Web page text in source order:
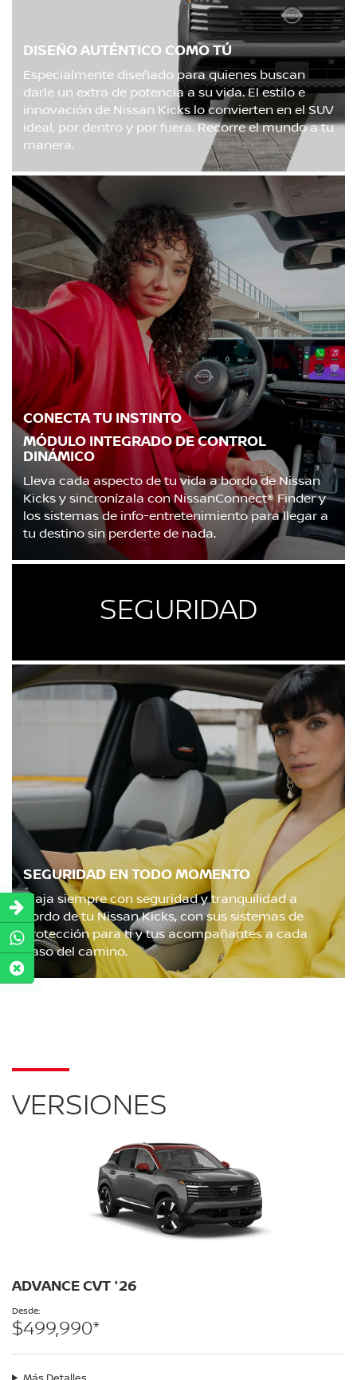
DISEÑO AUTÉNTICO COMO TÚ
Especialmente diseñado para quienes buscan
darle un extra de potencia a su vida. El estilo e
innovación de Nissan Kicks lo convierten en el SUV
ideal, por dentro y por fuera. Recorre el mundo a tu
manera.
CONECTA TU INSTINTO
MÓDULO INTEGRADO DE CONTROL
DINÁMICO
Lleva cada aspecto de tu vida a bordo de Nissan
Kicks y sincronízala con NissanConnect® Finder y
los sistemas de info-entretenimiento para llegar a
tu destino sin perderte de nada.
SEGURIDAD
SEGURIDAD EN TODO MOMENTO
Viaja siempre con seguridad y tranquilidad a
bordo de tu Nissan Kicks, con sus sistemas de
protección para ti y tus acompañantes a cada
paso del camino.
VERSIONES
ADVANCE CVT '26
Desde:
$499,990*